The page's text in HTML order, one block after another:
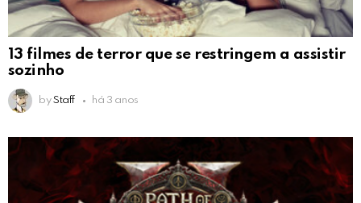
13 filmes de terror que se restringem a assistir
sozinho
by Staff há 3 anos